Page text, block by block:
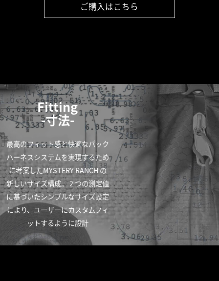
ご購入はこちら
Fitting
-寸法-
最高のフィット感と快適なパック
ハーネスシステムを実現するため
に考案したMYSTERY RANCH の
新しいサイズ構成。 2 つの測定値
に基づいたシンプルなサイズ設定
により、ユーザーにカスタムフィ
ットするように設計